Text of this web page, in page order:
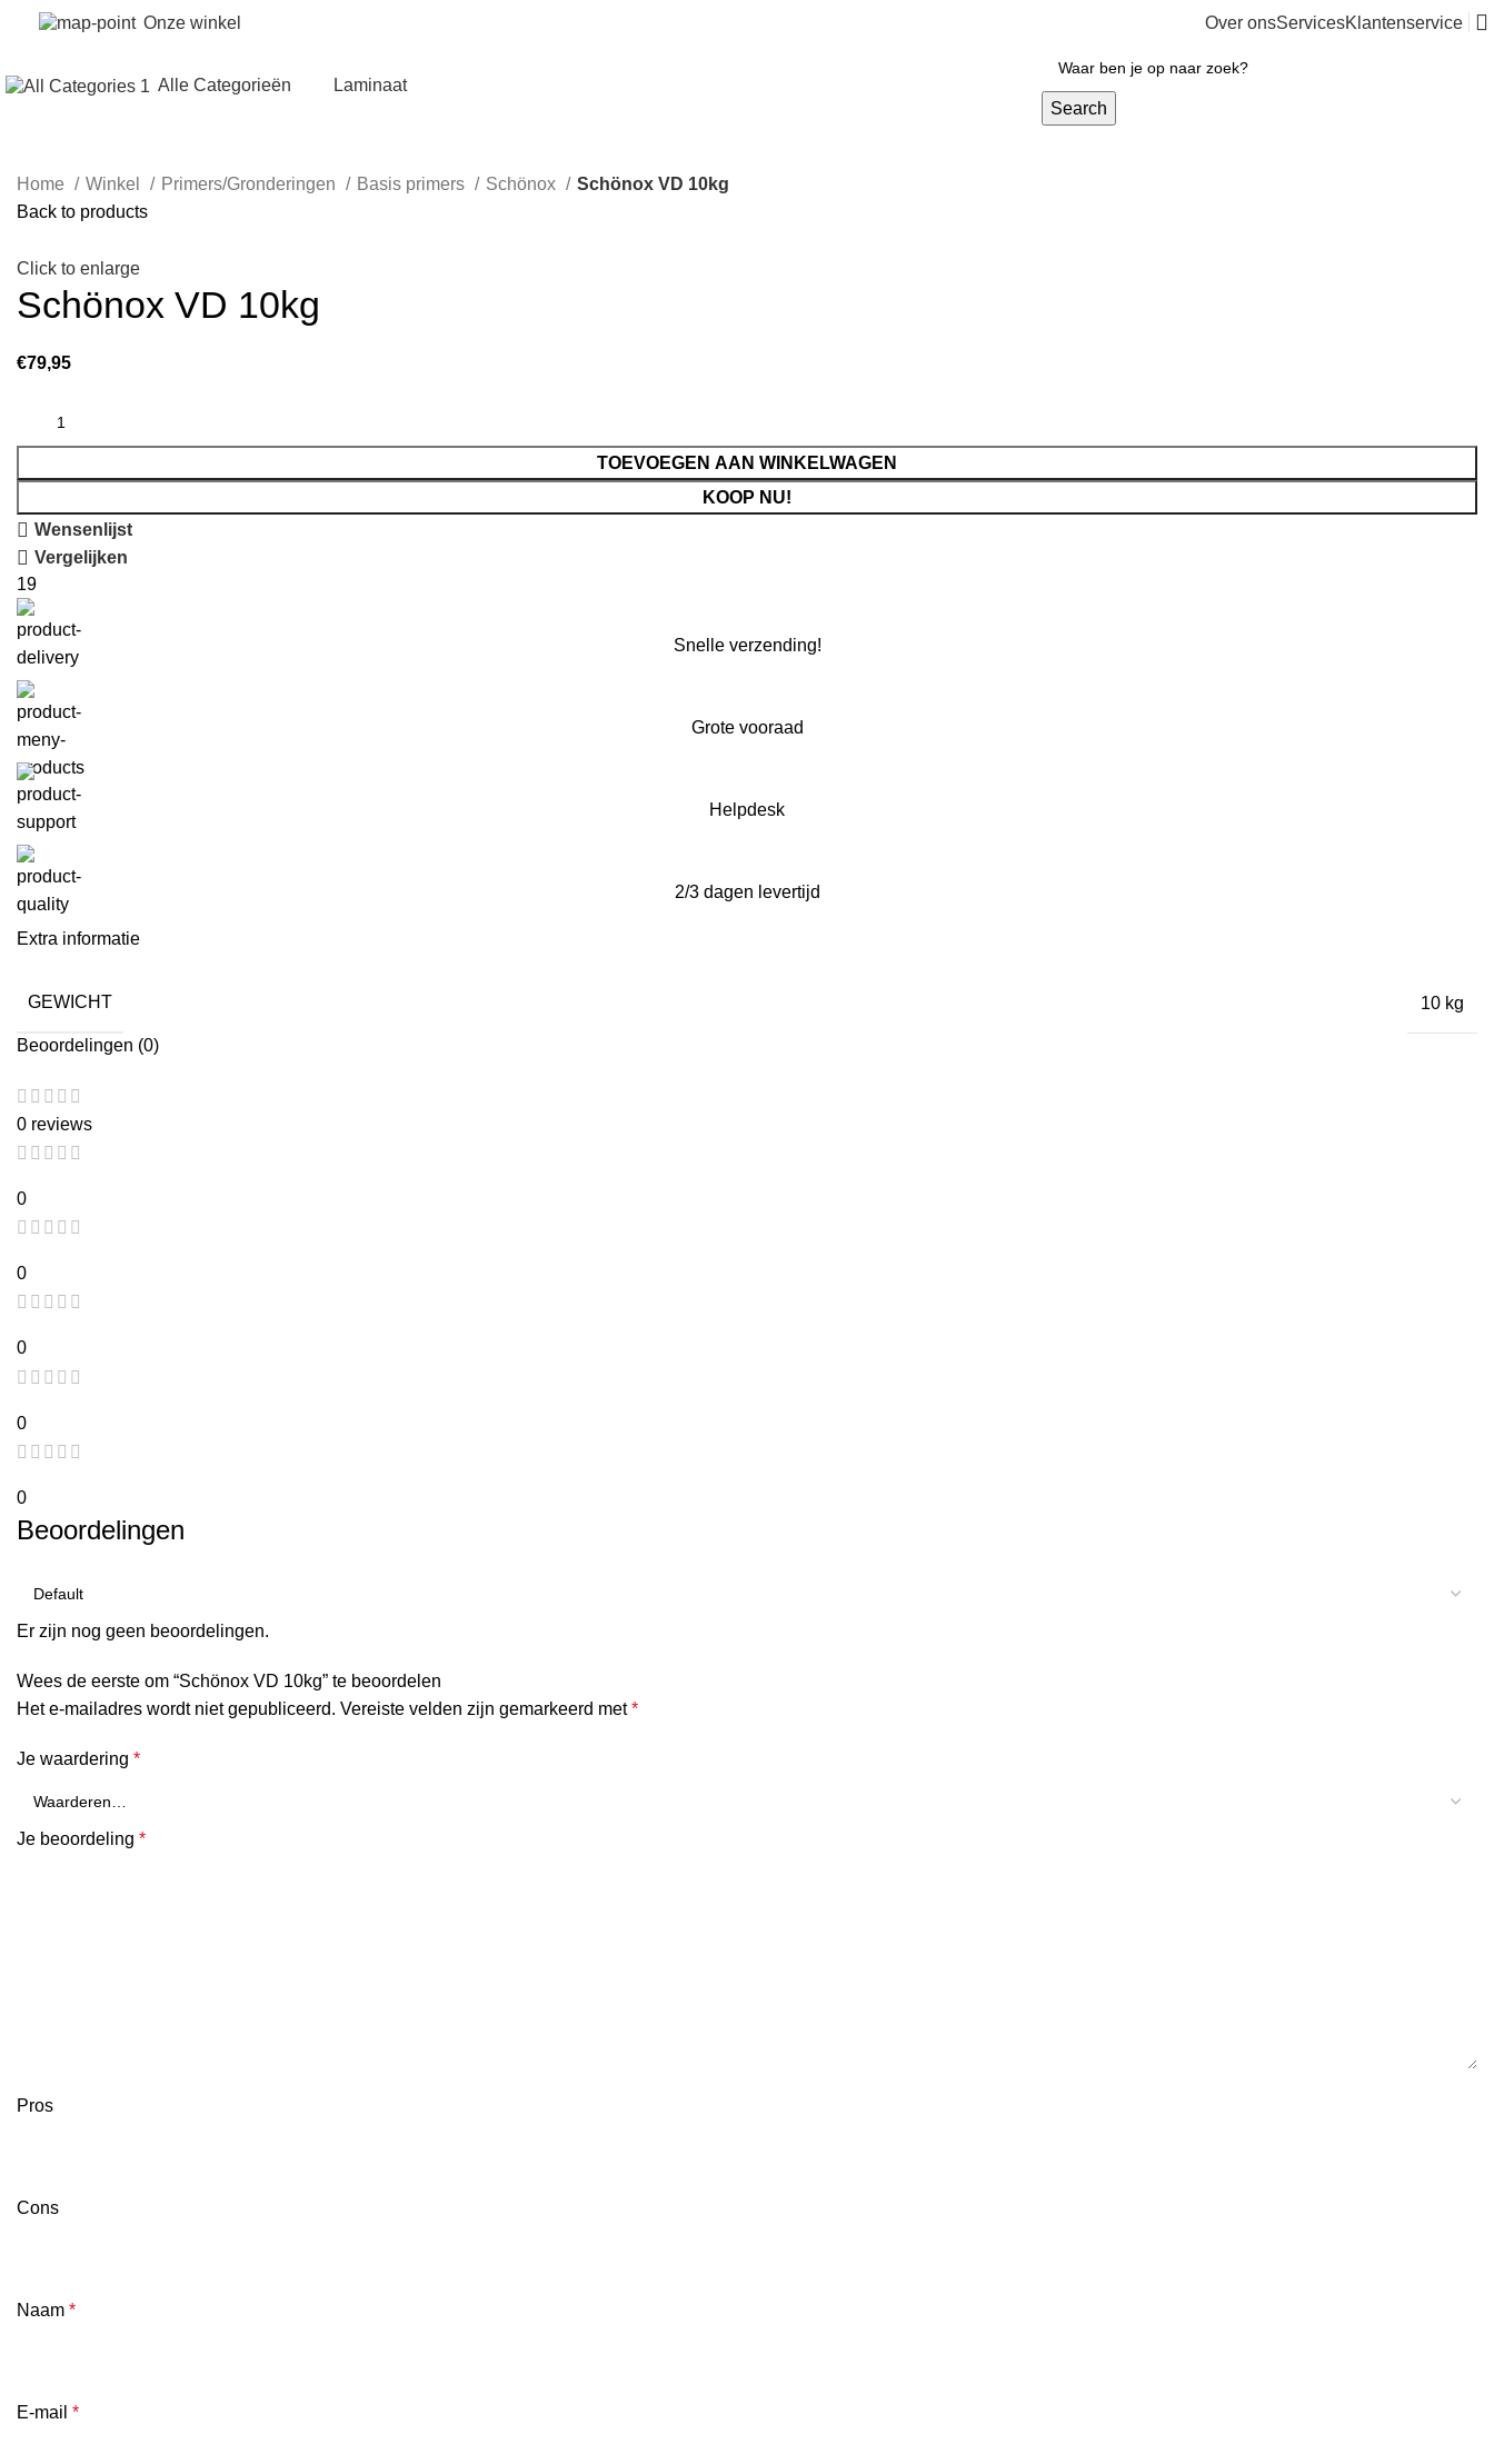
Onze winkel Over onsServicesKlantenservice
Alle Categorieën
Laminaat
Search
Home Winkel Primers/Gronderingen Basis primers Schönox
Schönox VD 10kg
Back to products
Click to enlarge
Schönox VD 10kg
€79,95
TOEVOEGEN AAN WINKELWAGEN
KOOP NU!
Wensenlijst
Vergelijken
19
Snelle verzending!
Grote vooraad
Helpdesk
2/3 dagen levertijd
Extra informatie
GEWICHT 10 kg
Beoordelingen (0)
0 reviews
0
0
0
0
0
Beoordelingen
Er zijn nog geen beoordelingen.
Wees de eerste om “Schönox VD 10kg” te beoordelen
Het e-mailadres wordt niet gepubliceerd. Vereiste velden zijn gemarkeerd met*
Je waardering *
Je beoordeling *
Pros
Cons
Naam *
E-mail *